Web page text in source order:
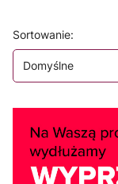
Lista
Sortowanie:
Domyślne